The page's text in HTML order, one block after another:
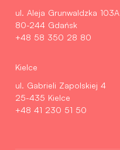
ul. Aleja Grunwaldzka 103A
80-244 Gdańsk
+48 58 350 28 80
Kielce
ul. Gabrieli Zapolskiej 4
25-435 Kielce
+48 41 230 51 50